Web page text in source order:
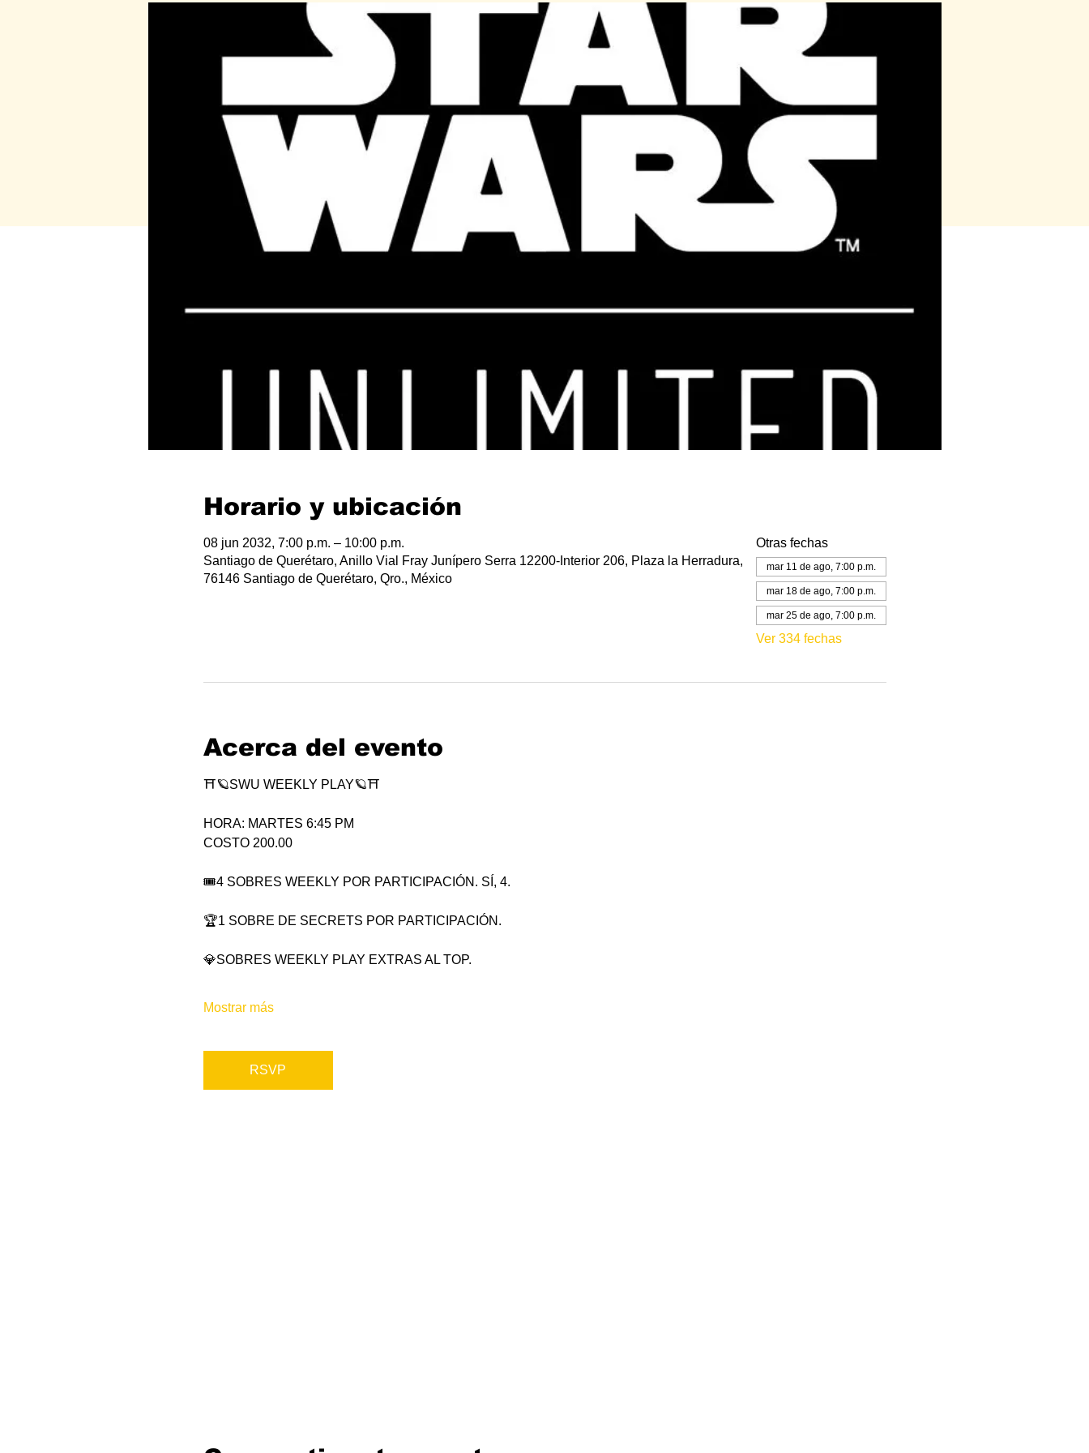
Horario y ubicación
08 jun 2032, 7:00 p.m. – 10:00 p.m.
Santiago de Querétaro, Anillo Vial Fray Junípero Serra 12200-Interior 206, Plaza la Herradura,
76146 Santiago de Querétaro, Qro., México
Otras fechas
mar 11 de ago, 7:00 p.m.
mar 18 de ago, 7:00 p.m.
mar 25 de ago, 7:00 p.m.
Ver 334 fechas
Acerca del evento
⛩🪐SWU WEEKLY PLAY🪐⛩
HORA: MARTES 6:45 PM
COSTO 200.00
🎟4 SOBRES WEEKLY POR PARTICIPACIÓN. SÍ, 4.
🏆1 SOBRE DE SECRETS POR PARTICIPACIÓN.
💎SOBRES WEEKLY PLAY EXTRAS AL TOP.
Mostrar más
RSVP